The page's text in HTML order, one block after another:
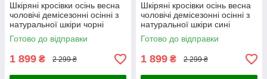
Шкіряні кросівки осінь весна
чоловічі демісезонні осінні з
натуральної шкіри чорні
Готово до відправки
1 899 ₴ 2 299 ₴
Шкіряні кросівки осінь весна
чоловічі демісезонні осінні з
натуральної шкіри сині
Готово до відправки
1 899 ₴ 2 299 ₴